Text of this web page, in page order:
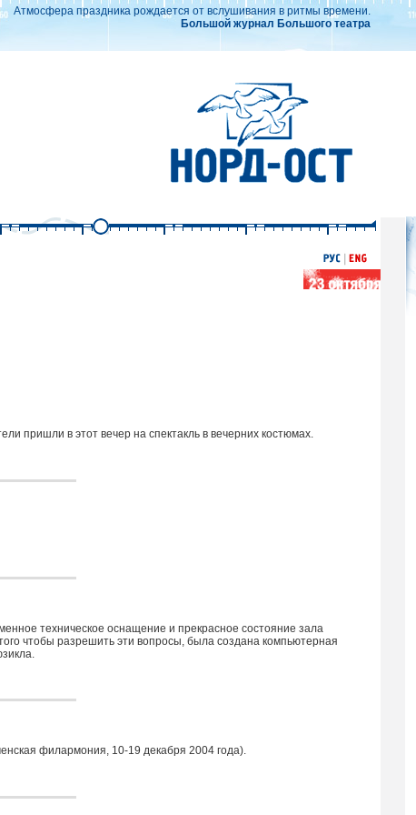
Атмосфера праздника рождается от вслушивания в ритмы времени.
Большой журнал Большого театра
пришли в этот вечер на спектакль в вечерних костюмах.
техническое оснащение и прекрасное состояние зала
чтобы разрешить эти вопросы, была создана компьютерная
филармония, 10-19 декабря 2004 года).